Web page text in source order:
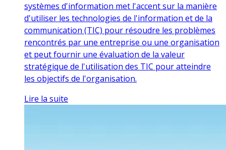
systèmes d'information met l'accent sur la manière
d'utiliser les technologies de l'information et de la
communication (TIC) pour résoudre les problèmes
rencontrés par une entreprise ou une organisation
et peut fournir une évaluation de la valeur
stratégique de l'utilisation des TIC pour atteindre
les objectifs de l'organisation.
Lire la suite